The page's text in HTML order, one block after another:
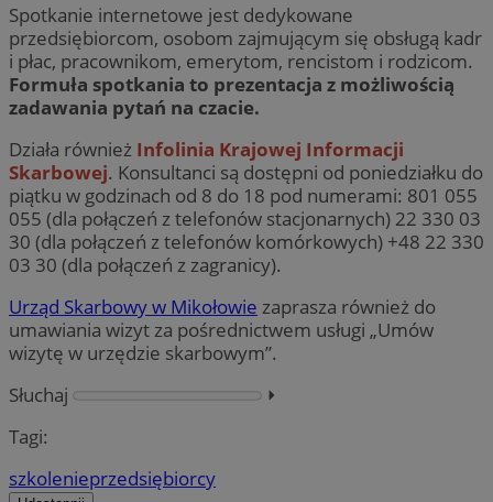
Spotkanie internetowe jest dedykowane
przedsiębiorcom, osobom zajmującym się obsługą kadr
i płac, pracownikom, emerytom, rencistom i rodzicom.
Formuła spotkania to prezentacja z możliwością
zadawania pytań na czacie.
Działa również Infolinia Krajowej Informacji
Skarbowej. Konsultanci są dostępni od poniedziałku do
piątku w godzinach od 8 do 18 pod numerami: 801 055
055 (dla połączeń z telefonów stacjonarnych) 22 330 03
30 (dla połączeń z telefonów komórkowych) +48 22 330
03 30 (dla połączeń z zagranicy).
Urząd Skarbowy w Mikołowie zaprasza również do
umawiania wizyt za pośrednictwem usługi „Umów
wizytę w urzędzie skarbowym”.
Słuchaj
⏵︎
Tagi:
szkolenieprzedsiębiorcy